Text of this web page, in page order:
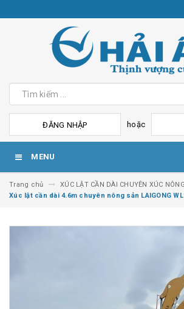
ĐĂNG NHẬP hoặc
MENU
Trang chủ
XÚC LẬT CẦN DÀI CHUYÊN XÚC
Xúc lật cần dài 4.6m chuyên nông sản LAIGONG